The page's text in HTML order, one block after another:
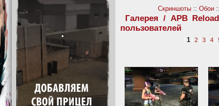
Скриншоты :: Обои
Галерея / APB
пользователей
1 2 3 4